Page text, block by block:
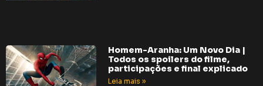
Homem-Aranha: Um Novo Dia |
Todos os spoilers do filme,
participações e final explicado
Leia mais »